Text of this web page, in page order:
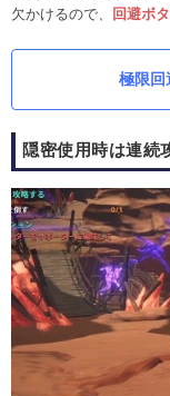
欠かけるので、
回避ボ
極限回
隠密使用時は連続